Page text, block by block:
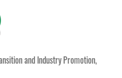
and Industry Promotion,